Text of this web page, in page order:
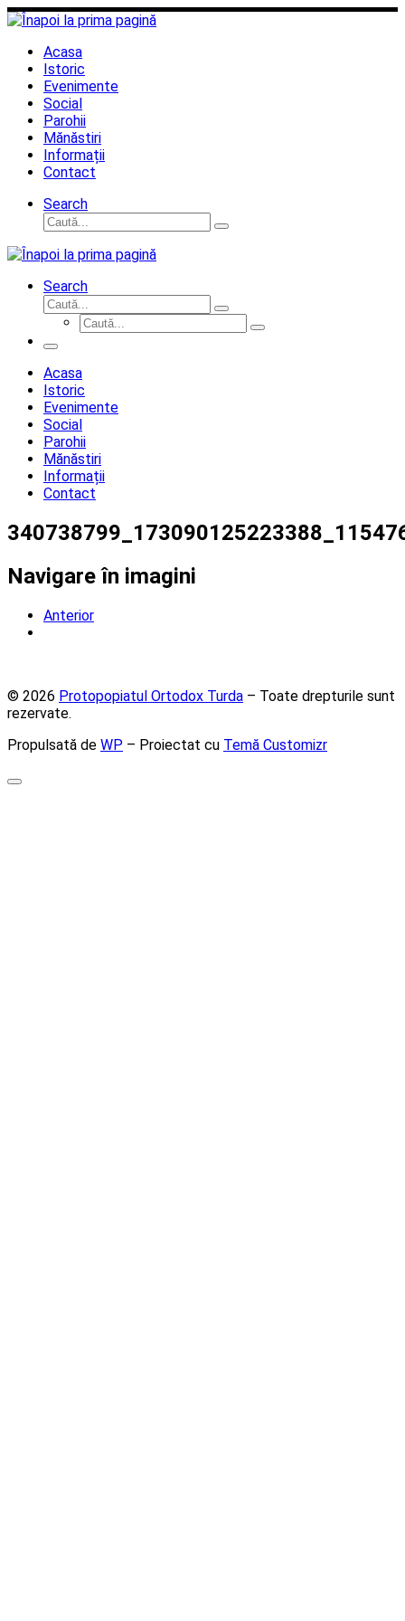
Sari
la
conținutAcasa
Istoric
Evenimente
Social
Parohii
Mănăstiri
Informații
Contact
Search
Căutare
Caută...
Search
Căutare
Caută...
Căutare
Caută...
Meniu
Acasa
Istoric
Evenimente
Social
Parohii
Mănăstiri
Informații
Contact
Navigare în imagini
Anterior
© 2026 Protopopiatul Ortodox Turda – Toate drepturile sunt
rezervate.
Propulsată de WP – Proiectat cu Temă Customizr